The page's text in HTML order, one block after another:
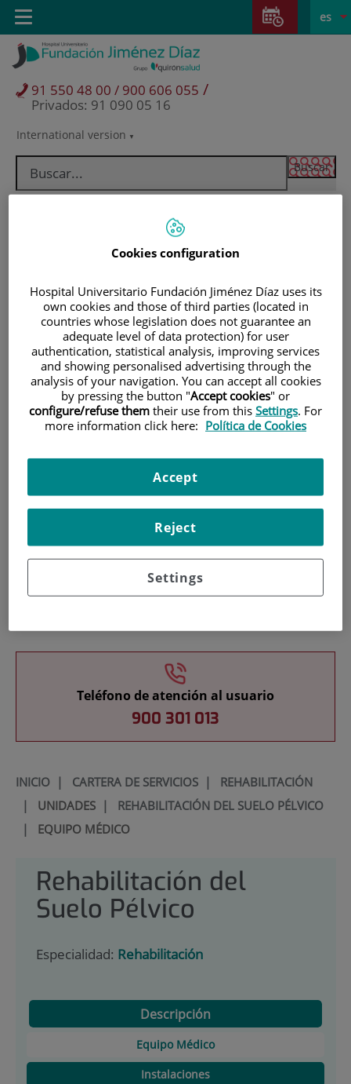
Saltar al contenido
Saltar
contenido
Selector
idioma
activo
es
International version
91 550 48 00 / 900 606 055 /
Privados: 91 090 05 16
Toggle
navigation
Pacientes y visitantes
Investigación
Teléfono de atención al usuario
900 301 013
INICIO| CARTERA DE SERVICIOS| REHABILITACIÓN
| UNIDADES| REHABILITACIÓN DEL SUELO PÉLVICO
| EQUIPO MÉDICO
Rehabilitación del
Suelo Pélvico
Especialidad: Rehabilitación
Descripción
Equipo Médico
Instalaciones
Cookies configuration
Hospital Universitario Fundación Jiménez Díaz uses its
own cookies and those of third parties (located in
countries whose legislation does not guarantee an
adequate level of data protection) for user
authentication, statistical analysis, improving services
and showing personalised advertising through the
analysis of your navigation. You can accept all cookies
by pressing the button "Accept cookies" or
configure/refuse them their use from this Settings. For
more information click here: Política de Cookies
Settings
Reject
Accept